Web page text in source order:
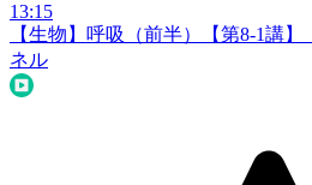
13:15
【生物】呼吸（前半）【第8-1講】
ネル